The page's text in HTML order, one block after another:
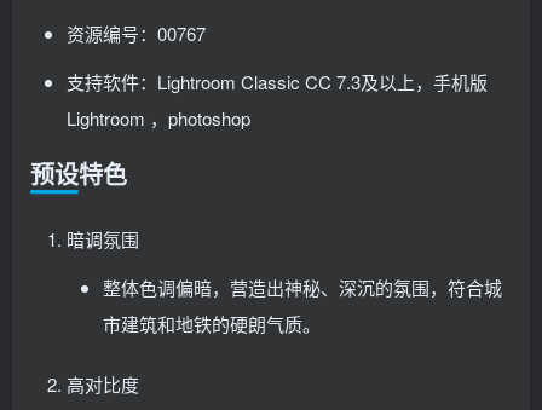
资源编号：00767
支持软件：Lightroom Classic CC 7.3及以上，手机版
Lightroom ，photoshop
预设特色
暗调氛围
整体色调偏暗，营造出神秘、深沉的氛围，符合城
市建筑和地铁的硬朗气质。
高对比度